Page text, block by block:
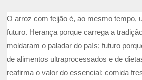
O arroz com feijão é, ao mesmo tempo,
futuro. Herança porque carrega a
moldaram o paladar do país; futuro
de alimentos ultraprocessados e de
reafirma o valor do essencial: comida